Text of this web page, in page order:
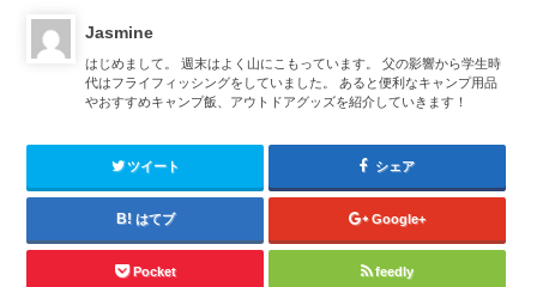
Jasmine
はじめまして。 週末はよく山にこもっています。 父の影響から学生時
代はフライフィッシングをしていました。 あると便利なキャンプ用品
やおすすめキャンプ飯、アウトドアグッズを紹介していきます！
ツイート シェア
はてブ Google+
Pocket feedly